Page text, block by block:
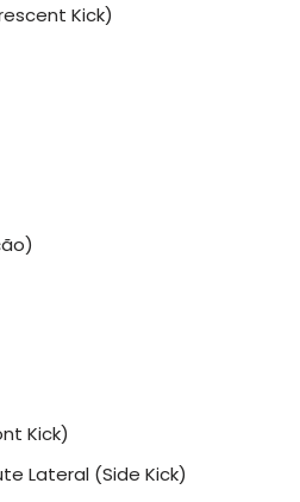
Kick)
Kick)
Lateral (Side Kick)